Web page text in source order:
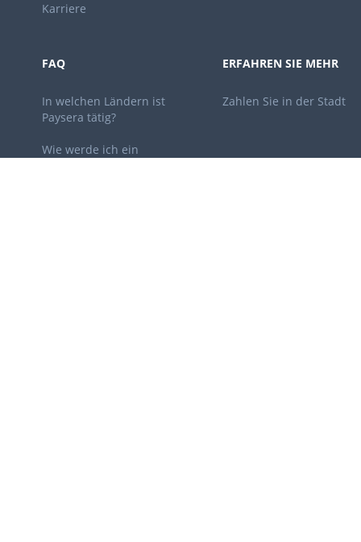
Karriere
FAQ
In welchen Ländern ist
Paysera tätig?
Wie werde ich ein
ERFAHREN SIE MEHR
Zahlen Sie in der Stadt